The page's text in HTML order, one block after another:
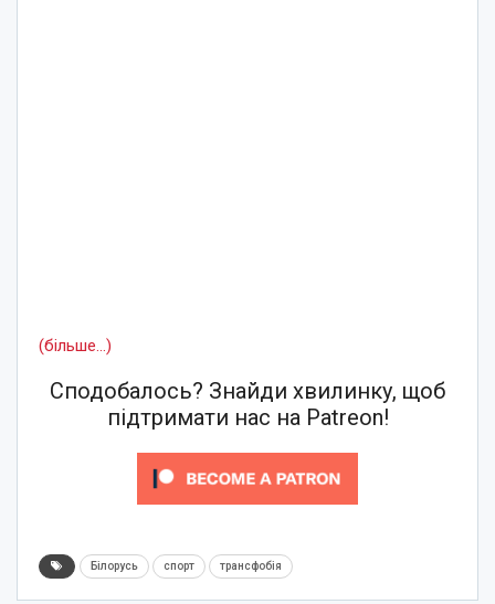
(більше…)
Сподобалось? Знайди хвилинку, щоб
підтримати нас на Patreon!
Білорусь спорт трансфобія